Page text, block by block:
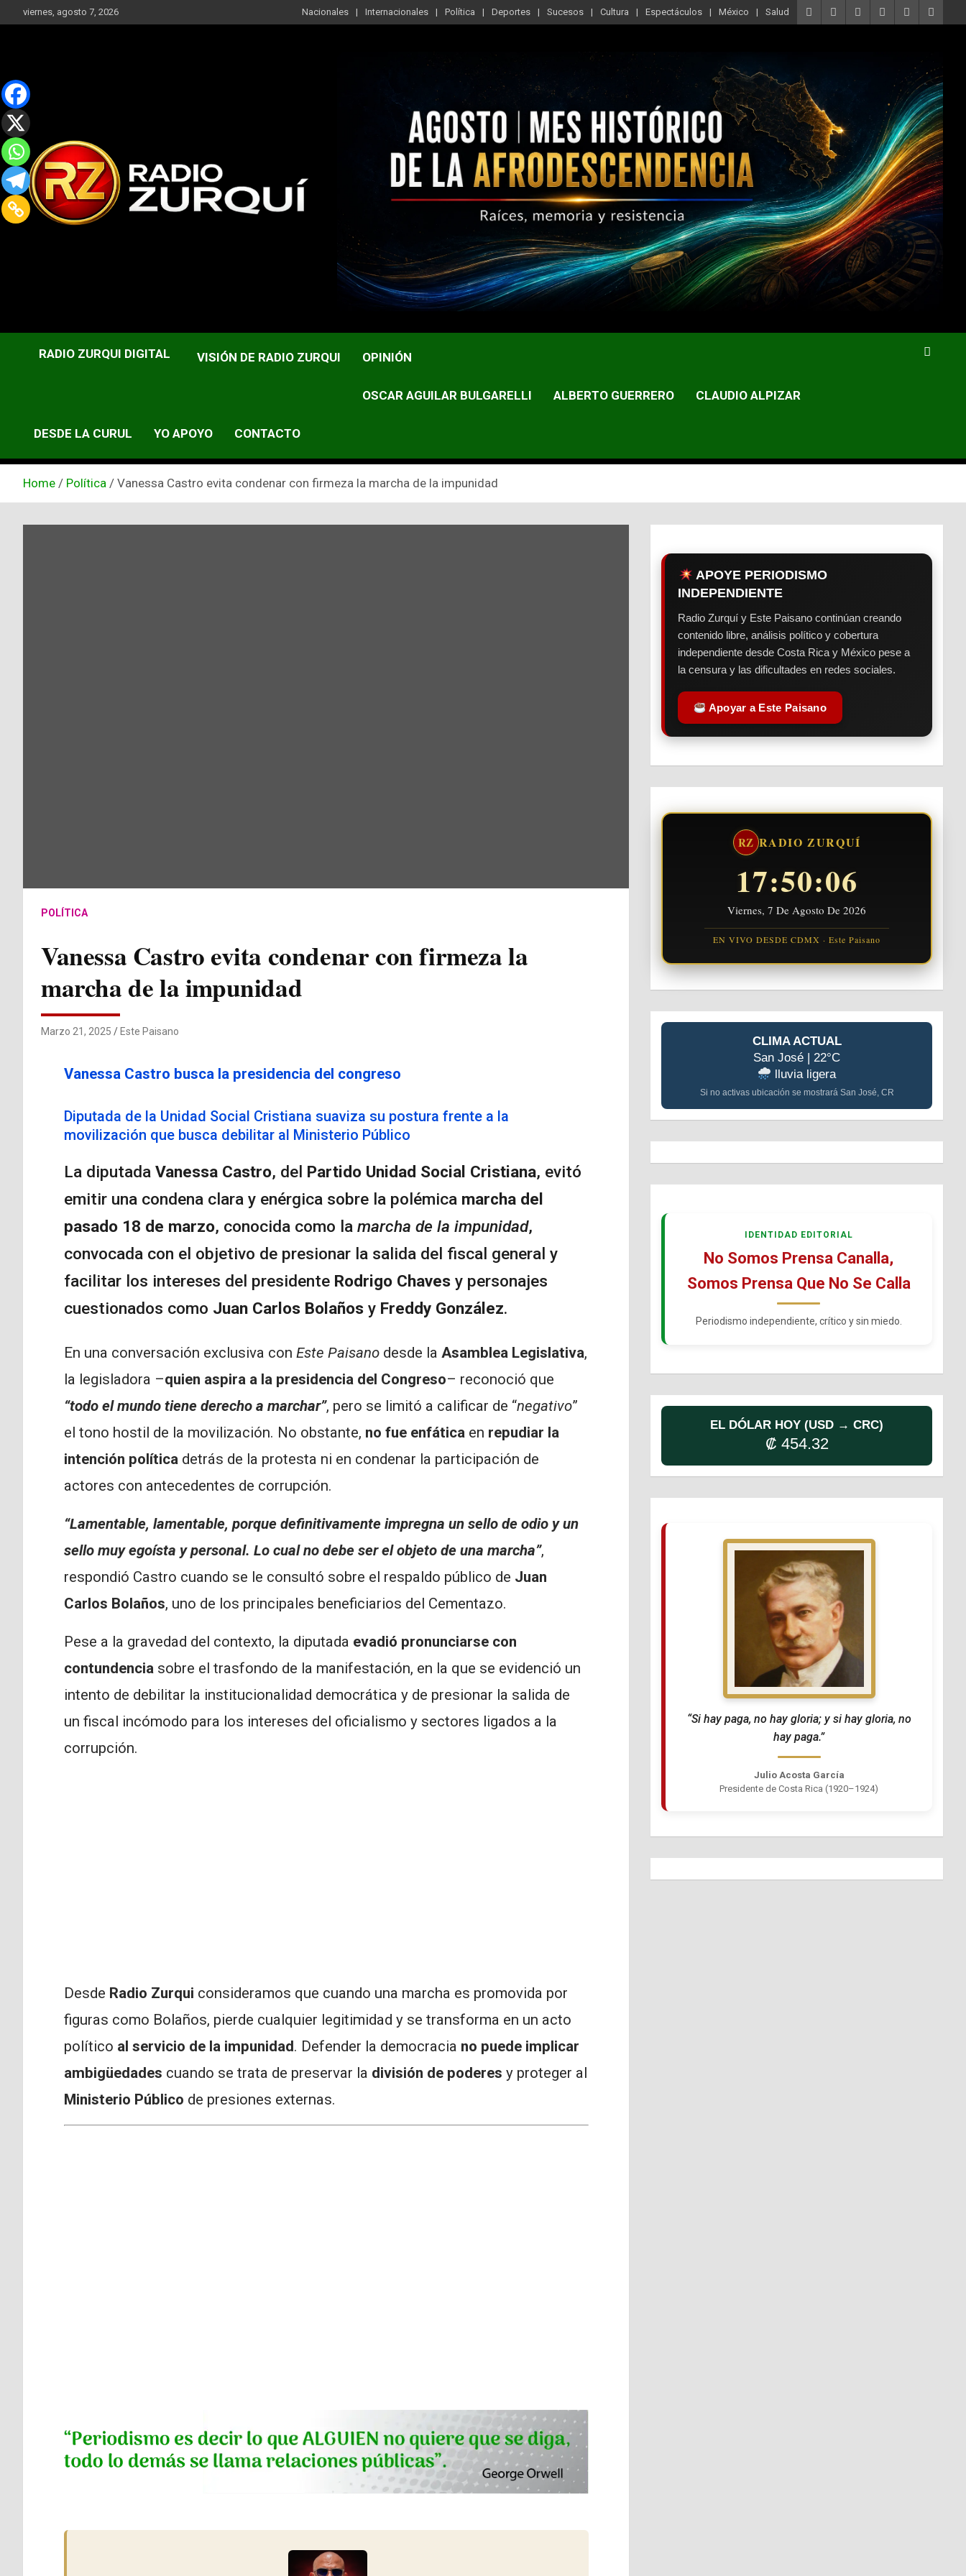
to
viernes, agosto 7, 2026 Nacionales Internacionales Política Deportes Sucesos Cultura Espectáculos México Salud
RADIO ZURQUI DIGITAL VISIÓN DE RADIO ZURQUI OPINIÓN
OSCAR AGUILAR BULGARELLI ALBERTO GUERRERO CLAUDIO ALPIZAR
DESDE LA CURUL YO APOYO CONTACTO
Home Política Vanessa Castro evita condenar con firmeza la marcha de la impunidad
POLÍTICA
Vanessa Castro evita condenar con firmeza la
marcha de la impunidad
Marzo 21, 2025 Este Paisano
Vanessa Castro busca la presidencia del congreso
Diputada de la Unidad Social Cristiana suaviza su postura frente a la
movilización que busca debilitar al Ministerio Público
La diputada Vanessa Castro, del Partido Unidad Social Cristiana, evitó
emitir una condena clara y enérgica sobre la polémica marcha del
pasado 18 de marzo, conocida como la marcha de la impunidad,
convocada con el objetivo de presionar la salida del fiscal general y
facilitar los intereses del presidente Rodrigo Chavesy personajes
cuestionados como Juan Carlos Bolañosy Freddy González.
En una conversación exclusiva con Este Paisanodesde la Asamblea Legislativa,
la legisladora –quien aspira a la presidencia del Congreso– reconoció que
“todo el mundo tiene derecho a marchar”, pero se limitó a calificar de “negativo”
el tono hostil de la movilización. No obstante, no fue enfáticaen repudiar la
intención políticadetrás de la protesta ni en condenar la participación de
actores con antecedentes de corrupción.
“Lamentable, lamentable, porque definitivamente impregna un sello de odio y un
sello muy egoísta y personal. Lo cual no debe ser el objeto de una marcha”,
respondió Castro cuando se le consultó sobre el respaldo público de Juan
Carlos Bolaños, uno de los principales beneficiarios del Cementazo.
Pese a la gravedad del contexto, la diputada evadió pronunciarse con
contundenciasobre el trasfondo de la manifestación, en la que se evidenció un
intento de debilitar la institucionalidad democrática y de presionar la salida de
un fiscal incómodo para los intereses del oficialismo y sectores ligados a la
corrupción.
Desde Radio Zurqui consideramos que cuando una marcha es promovida por
figuras como Bolaños, pierde cualquier legitimidad y se transforma en un acto
político al servicio de la impunidad. Defender la democracia no puede implicar
ambigüedades cuando se trata de preservar la división de poderes y proteger al
Ministerio Público de presiones externas.
APOYE PERIODISMO
INDEPENDIENTE
Radio Zurquí y Este Paisano continúan creando
contenido libre, análisis político y cobertura
independiente desde Costa Rica y México pese a
la censura y las dificultades en redes sociales.
Apoyar a Este Paisano
RZ RADIO ZURQUÍ
17:50:07
Viernes, 7 De Agosto De 2026
EN VIVO DESDE CDMX · Este Paisano
CLIMA ACTUAL
San José | 22°C
lluvia ligera
Si no activas ubicación se mostrará San José, CR
IDENTIDAD EDITORIAL
No Somos Prensa Canalla,
Somos Prensa Que No Se Calla
Periodismo independiente, crítico y sin miedo.
EL DÓLAR HOY (USD → CRC)
₡ 454.32
“Si hay paga, no hay gloria; y si hay gloria, no
hay paga.”
Julio Acosta García
Presidente de Costa Rica (1920–1924)